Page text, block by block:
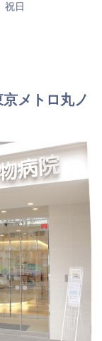
祝日
メトロ丸ノ